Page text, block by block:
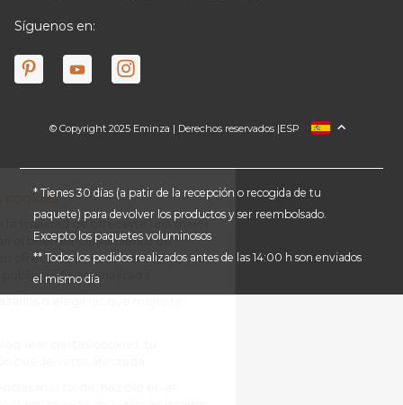
Síguenos en:
© Copyright 2025 Eminza | Derechos reservados |
FRANCIA
ALEMANIA
PAÍSES BAJOS
ESP
* Tienes 30 días (a patir de la recepción o recogida de tu
paquete) para devolver los productos y ser reembolsado.
Excepto los paquetes voluminosos
** Todos los pedidos realizados antes de las 14:00 h son enviados
el mismo día